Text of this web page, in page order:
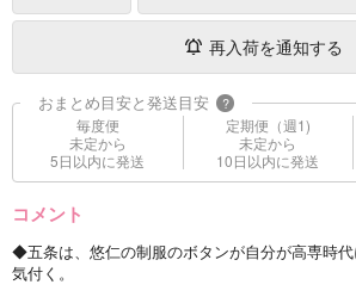
再入荷を通知する
おまとめ目安と発送目安 ?
毎度便
未定から
5日以内に発送
定期便（週1)
未定から
10日以内に発送
コメント
◆五条は、悠仁の制服のボタンが自分が高専時
気付く。